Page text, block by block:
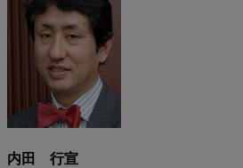
内田 行宣